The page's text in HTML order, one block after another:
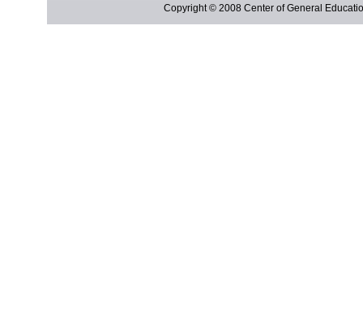
Copyright © 2008 Center of General